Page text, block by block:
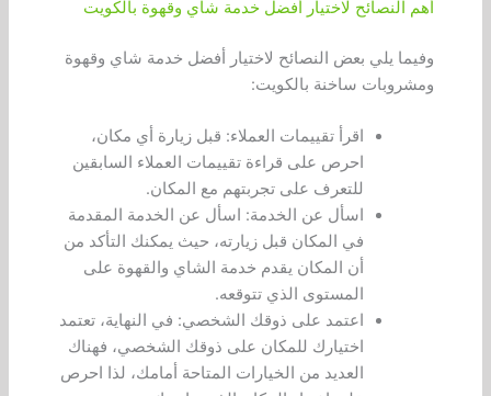
أهم النصائح لاختيار أفضل خدمة شاي وقهوة بالكويت
وفيما يلي بعض النصائح لاختيار أفضل خدمة شاي وقهوة
ومشروبات ساخنة بالكويت:
اقرأ تقييمات العملاء: قبل زيارة أي مكان،
احرص على قراءة تقييمات العملاء السابقين
للتعرف على تجربتهم مع المكان.
اسأل عن الخدمة: اسأل عن الخدمة المقدمة
في المكان قبل زيارته، حيث يمكنك التأكد من
أن المكان يقدم خدمة الشاي والقهوة على
المستوى الذي تتوقعه.
اعتمد على ذوقك الشخصي: في النهاية، تعتمد
اختيارك للمكان على ذوقك الشخصي، فهناك
العديد من الخيارات المتاحة أمامك، لذا احرص